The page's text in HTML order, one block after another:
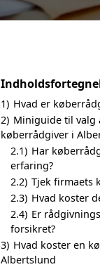
1) Hvad er
2) Miniguide til valg
køberrådgiver i
2.1) Har
erfaring?
2.2) Tjek firmaets
2.3) Hvad koster
2.4) Er
forsikret?
3) Hvad koster en
Albertslund